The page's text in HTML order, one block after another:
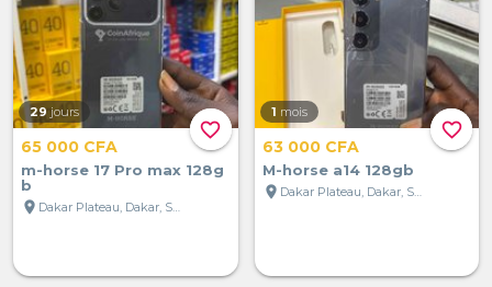
favorite_border
29 jours
65 000 CFA
m-horse 17 Pro max 128g
b
location_on
Dakar Plateau, Dakar, Sénégal
favorite_border
1 mois
63 000 CFA
M-horse a14 128gb
location_on
Dakar Plateau, Dakar, Sénégal